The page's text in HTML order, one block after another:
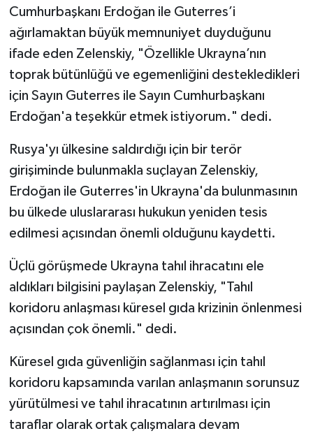
Cumhurbaşkanı Erdoğan ile Guterres’i
ağırlamaktan büyük memnuniyet duyduğunu
ifade eden Zelenskiy, "Özellikle Ukrayna’nın
toprak bütünlüğü ve egemenliğini destekledikleri
için Sayın Guterres ile Sayın Cumhurbaşkanı
Erdoğan'a teşekkür etmek istiyorum." dedi.
Rusya'yı ülkesine saldırdığı için bir terör
girişiminde bulunmakla suçlayan Zelenskiy,
Erdoğan ile Guterres'in Ukrayna'da bulunmasının
bu ülkede uluslararası hukukun yeniden tesis
edilmesi açısından önemli olduğunu kaydetti.
Üçlü görüşmede Ukrayna tahıl ihracatını ele
aldıkları bilgisini paylaşan Zelenskiy, "Tahıl
koridoru anlaşması küresel gıda krizinin önlenmesi
açısından çok önemli." dedi.
Küresel gıda güvenliğin sağlanması için tahıl
koridoru kapsamında varılan anlaşmanın sorunsuz
yürütülmesi ve tahıl ihracatının artırılması için
taraflar olarak ortak çalışmalara devam